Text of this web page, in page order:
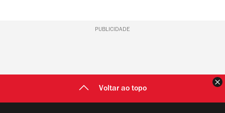
PUBLICIDADE
Voltar ao topo